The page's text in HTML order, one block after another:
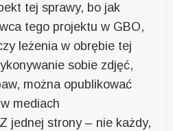
tej sprawy, bo jak
tego projektu w GBO,
leżenia w obrębie tej
sobie zdjęć,
można opublikować
mediach
jednej strony – nie każdy,